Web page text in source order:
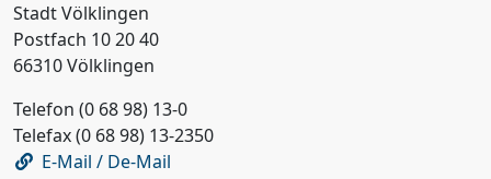
Stadt Völklingen
Postfach 10 20 40
66310 Völklingen
Telefon (0 68 98) 13-0
Telefax (0 68 98) 13-2350
E-Mail / De-Mail